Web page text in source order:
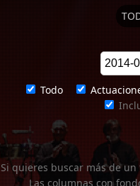
Todo
Si quieres buscar más de
Las columnas con